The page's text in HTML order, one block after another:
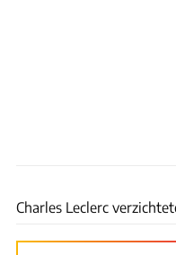
Charles Leclerc